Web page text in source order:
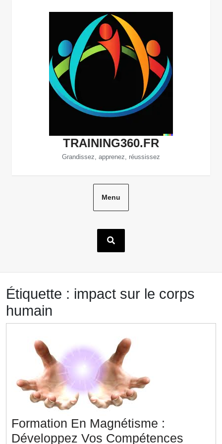
TRAINING360.FR
Grandissez, apprenez, réussissez
Menu
Étiquette : impact sur le corps
humain
Formation En Magnétisme :
Développez Vos Compétences